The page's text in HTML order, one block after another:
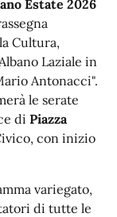
Estate 2026
Cultura,
Laziale in
Antonacci".
le serate
di Piazza
con inizio
variegato,
di tutte le